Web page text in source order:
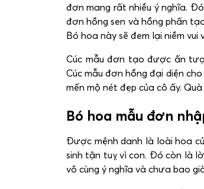
đơn mang rất nhiều ý nghĩa.
đơn hồng sen và hồng phấn
Bó hoa này sẽ đem lại niềm
Cúc mẫu đơn tạo được ấn
Cúc mẫu đơn hồng đại diện
mến mộ nét đẹp của cô ấy.
Bó hoa mẫu đơn
Được mệnh danh là loài hoa
sinh tận tuỵ vì con. Đó còn là
vô cùng ý nghĩa và chưa bao